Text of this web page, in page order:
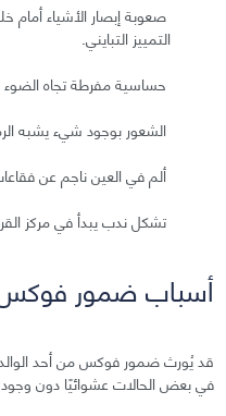
صعوبة إبصار الأشياء
التمييز التبايني.
حساسية مفرطة تجاه الضوء
الشعور بوجود شيء يشبه
ألم في العين ناجم عن
تشكل ندب يبدأ في مركز
أسباب ضمور
قد يُورث ضمور فوكس من أحد
في بعض الحالات عشوائيًا دون وجود